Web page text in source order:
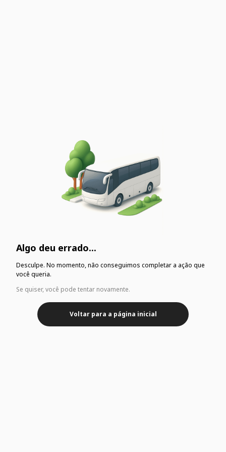
Algo deu errado...
Desculpe. No momento, não conseguimos completar a ação que
você queria.
Se quiser, você pode tentar novamente.
Voltar para a página inicial